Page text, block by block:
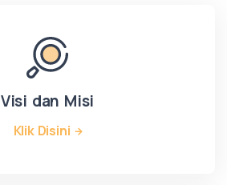
Visi dan Misi
Klik Disini